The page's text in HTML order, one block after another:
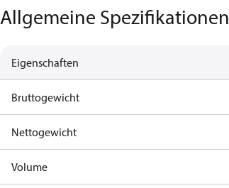
Allgemeine Spezifikationen
Eigenschaften
Bruttogewicht
Nettogewicht
Volume